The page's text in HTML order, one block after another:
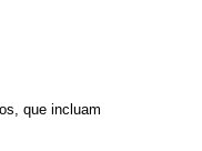
que incluam